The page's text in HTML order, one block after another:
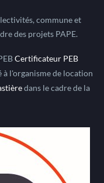
commune et
des projets PAPE.
Certificateur PEB
à l'organisme de location
dans le cadre de la